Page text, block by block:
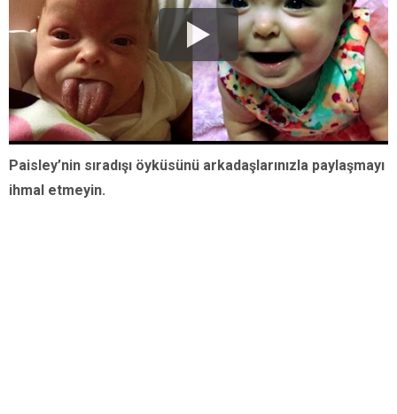
Paisley’nin sıradışı öyküsünü arkadaşlarınızla paylaşmayı
ihmal etmeyin.